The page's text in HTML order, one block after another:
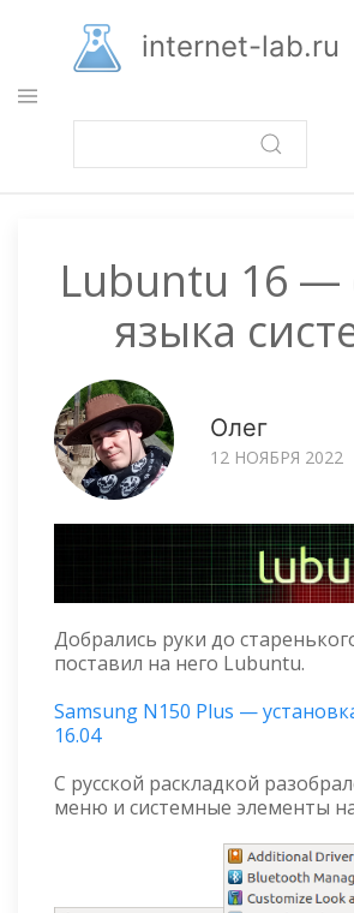
основному
содержанию
internet-lab.ru
Lubuntu 16 —
языка
Олег
12 НОЯБРЯ 2022
Добрались руки до
поставил на него Lubuntu.
Samsung N150 Plus —
16.04
С русской раскладкой
меню и системные элементы